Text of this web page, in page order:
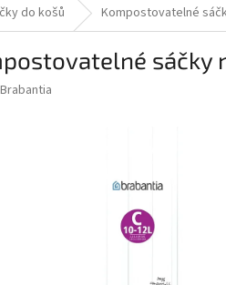
do košů Kompostovatelné
sáčky
Brabantia